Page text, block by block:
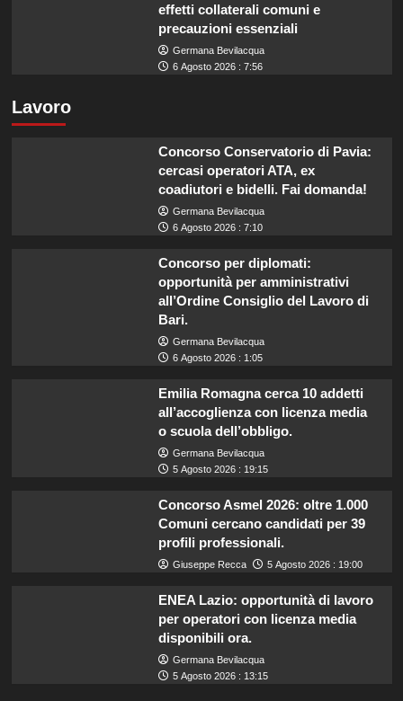
effetti collaterali comuni e
precauzioni essenziali
Germana Bevilacqua
6 Agosto 2026 : 7:56
Lavoro
Concorso Conservatorio di Pavia:
cercasi operatori ATA, ex
coadiutori e bidelli. Fai domanda!
Germana Bevilacqua
6 Agosto 2026 : 7:10
Concorso per diplomati:
opportunità per amministrativi
all’Ordine Consiglio del Lavoro di
Bari.
Germana Bevilacqua
6 Agosto 2026 : 1:05
Emilia Romagna cerca 10 addetti
all’accoglienza con licenza media
o scuola dell’obbligo.
Germana Bevilacqua
5 Agosto 2026 : 19:15
Concorso Asmel 2026: oltre 1.000
Comuni cercano candidati per 39
profili professionali.
Giuseppe Recca 5 Agosto 2026 : 19:00
ENEA Lazio: opportunità di lavoro
per operatori con licenza media
disponibili ora.
Germana Bevilacqua
5 Agosto 2026 : 13:15